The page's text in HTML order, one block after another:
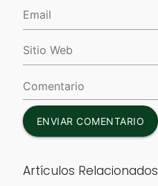
ENVIAR COMENTARIO
Artículos Relacionados